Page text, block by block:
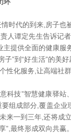
代的到来,房子也
人谭定先生告诉记
提供全面的健康服
”到“好生活”的美
性化服务,让高端社
技”智慧健康驿站
要组成部分,覆盖企
来一到三年,还将成
”,最终形成双向共赢。